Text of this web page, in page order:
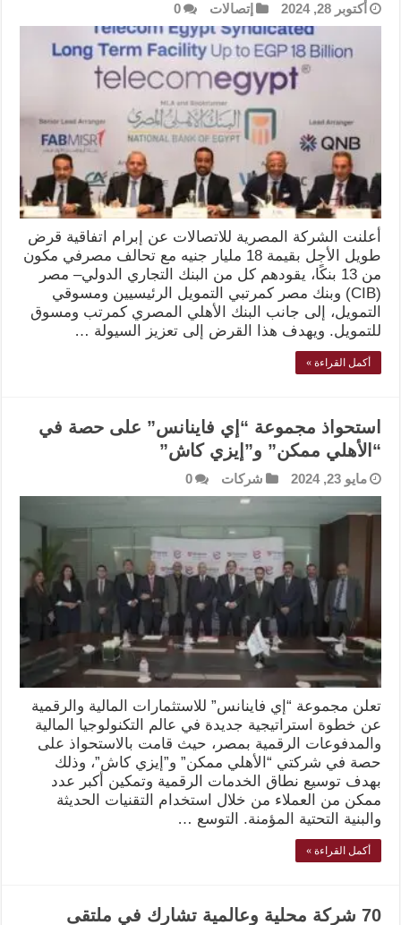
أكتوبر 28, 2024 إتصالات 0
أعلنت الشركة المصرية للاتصالات عن إبرام اتفاقية قرض
طويل الأجل بقيمة 18 مليار جنيه مع تحالف مصرفي مكون
من 13 بنكًا، يقودهم كل من البنك التجاري الدولي– مصر
(CIB) وبنك مصر كمرتبي التمويل الرئيسيين ومسوقي
التمويل، إلى جانب البنك الأهلي المصري كمرتب ومسوق
للتمويل. ويهدف هذا القرض إلى تعزيز السيولة …
أكمل القراءة »
استحواذ مجموعة “إي فاينانس” على حصة في
“الأهلي ممكن” و”إيزي كاش”
مايو 23, 2024 شركات 0
تعلن مجموعة “إي فاينانس” للاستثمارات المالية والرقمية
عن خطوة استراتيجية جديدة في عالم التكنولوجيا المالية
والمدفوعات الرقمية بمصر، حيث قامت بالاستحواذ على
حصة في شركتي “الأهلي ممكن” و”إيزي كاش”، وذلك
بهدف توسيع نطاق الخدمات الرقمية وتمكين أكبر عدد
ممكن من العملاء من خلال استخدام التقنيات الحديثة
والبنية التحتية المؤمنة. التوسع …
أكمل القراءة »
70 شركة محلية وعالمية تشارك في ملتقى